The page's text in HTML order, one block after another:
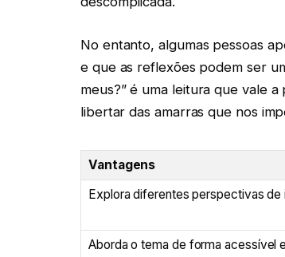
No entanto, algumas pessoas
e que as reflexões podem ser
meus?” é uma leitura que vale
libertar das amarras que nos
Vantagens
Explora diferentes perspectivas de
Aborda o tema de forma acessível